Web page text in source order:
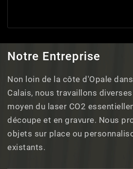
Notre Entreprise
Non loin de la côte d'Opale
Calais, nous travaillons
moyen du laser CO2
découpe et en gravure. Nous
objets sur place ou
existants.